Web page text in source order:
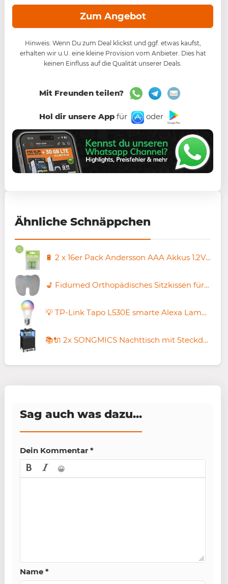
Zum Angebot
Hinweis: Wenn Du zum Deal klickst und ggf. etwas kaufst,
erhalten wir u.U. eine kleine Provision vom Anbieter. Dies hat
keinen Einfluss auf die Qualität unserer Deals.
Mit Freunden teilen?
Hol dir unsere Appfür oder
Ähnliche Schnäppchen
🔋 2 x 16er Pack Andersson AAA Akkus 1.2V 500mAh für 16,88€ (statt 44€)
💺 Fidumed Orthopädisches Sitzkissen für 9,89€ (statt 18€)
💡 TP-Link Tapo L530E smarte Alexa Lampe E27 für 5,99€ (statt 10€) – 4 Stück für nur 25,80€
📚🔌 2x SONGMICS Nachttisch mit Steckdose & LED für 43,99€ (statt 50€)
Sag auch was dazu...
Dein Kommentar *
😀
Name *